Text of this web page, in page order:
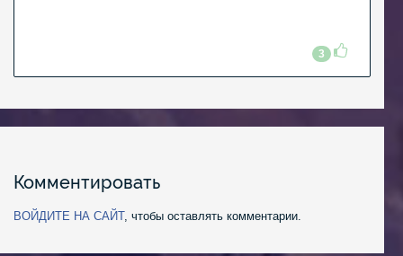
3
Комментировать
ВОЙДИТЕ НА САЙТ, чтобы оставлять комментарии.